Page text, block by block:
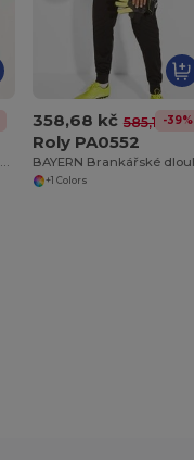
358,68 kč 585,17 kč
-39%
Roly PA0552
+1 Colors